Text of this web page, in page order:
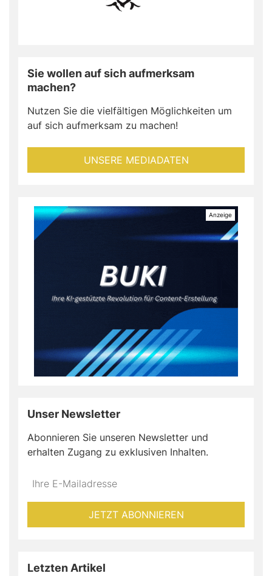
Sie wollen auf sich aufmerksam
machen?
Nutzen Sie die vielfältigen Möglichkeiten um
auf sich aufmerksam zu machen!
UNSERE MEDIADATEN
Unser Newsletter
Abonnieren Sie unseren Newsletter und
erhalten Zugang zu exklusiven Inhalten.
Do
*Ihre
JETZT ABONNIEREN
Letzten Artikel